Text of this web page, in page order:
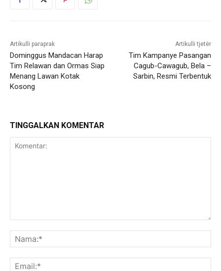
Artikulli paraprak
Dominggus Mandacan Harap
Tim Relawan dan Ormas Siap
Menang Lawan Kotak
Kosong
Artikulli tjetër
Tim Kampanye Pasangan
Cagub-Cawagub, Bela –
Sarbin, Resmi Terbentuk
TINGGALKAN KOMENTAR